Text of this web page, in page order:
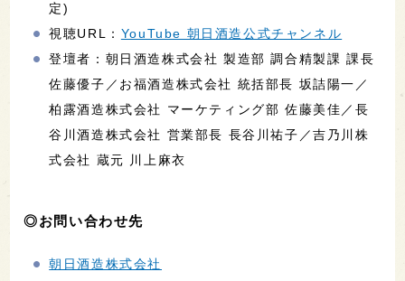
定)
視聴URL： YouTube 朝日酒造公式チャンネル
登壇者：朝日酒造株式会社 製造部 調合精製課 課長
佐藤優子／お福酒造株式会社 統括部長 坂詰陽一／
柏露酒造株式会社 マーケティング部 佐藤美佳／長
谷川酒造株式会社 営業部長 長谷川祐子／吉乃川株
式会社 蔵元 川上麻衣
◎お問い合わせ先
朝日酒造株式会社